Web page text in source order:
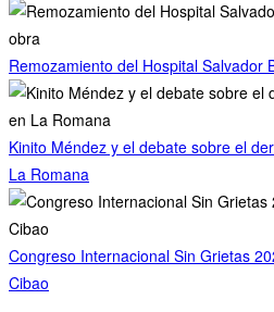
Remozamiento del Hospital Salvador
Kinito Méndez y el debate sobre el
La Romana
Congreso Internacional Sin Grietas
Cibao